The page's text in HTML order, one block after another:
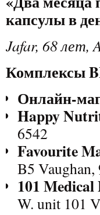
капсулы в
Jafar, 68лет,
Комплексы
Онлайн-
Happy
6542
Favourite
B5
101 Medical
W. unit 101